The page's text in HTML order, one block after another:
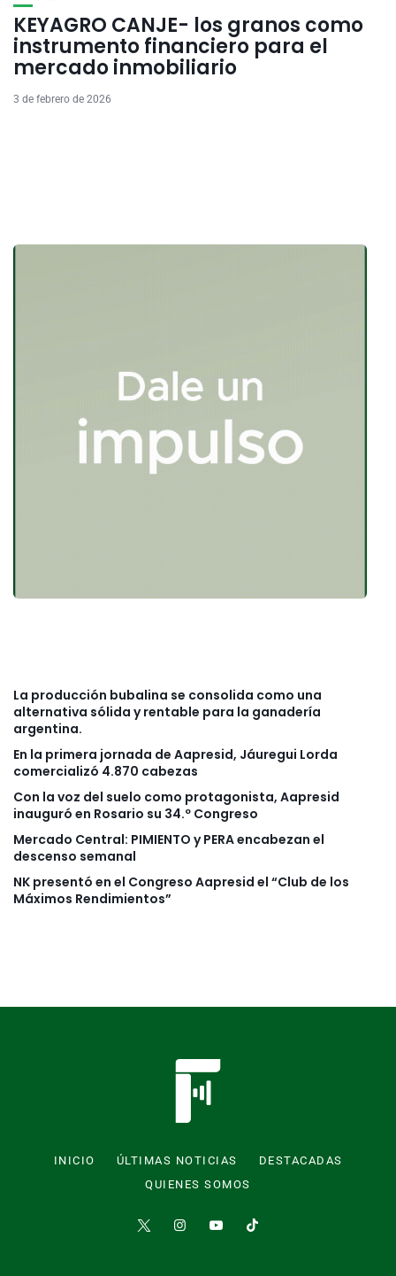
KEYAGRO CANJE- los granos como
instrumento financiero para el
mercado inmobiliario
3 de febrero de 2026
La producción bubalina se consolida como una
alternativa sólida y rentable para la ganadería
argentina.
En la primera jornada de Aapresid, Jáuregui Lorda
comercializó 4.870 cabezas
Con la voz del suelo como protagonista, Aapresid
inauguró en Rosario su 34.º Congreso
Mercado Central: PIMIENTO y PERA encabezan el
descenso semanal
NK presentó en el Congreso Aapresid el “Club de los
Máximos Rendimientos”
INICIO ÚLTIMAS NOTICIAS
DESTACADAS
QUIENES SOMOS